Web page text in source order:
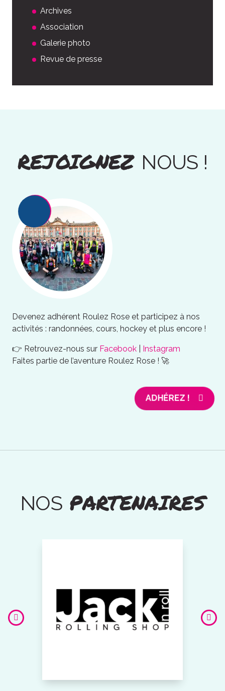
Archives
Association
Galerie photo
Revue de presse
REJOIGNEZ NOUS !
Devenez adhérent Roulez Rose et participez à nos
activités : randonnées, cours, hockey et plus encore !
👉 Retrouvez-nous sur Facebook
Instagram
Faites partie de l’aventure Roulez Rose ! 🚀
ADHÉREZ !
NOSPARTENAIRES